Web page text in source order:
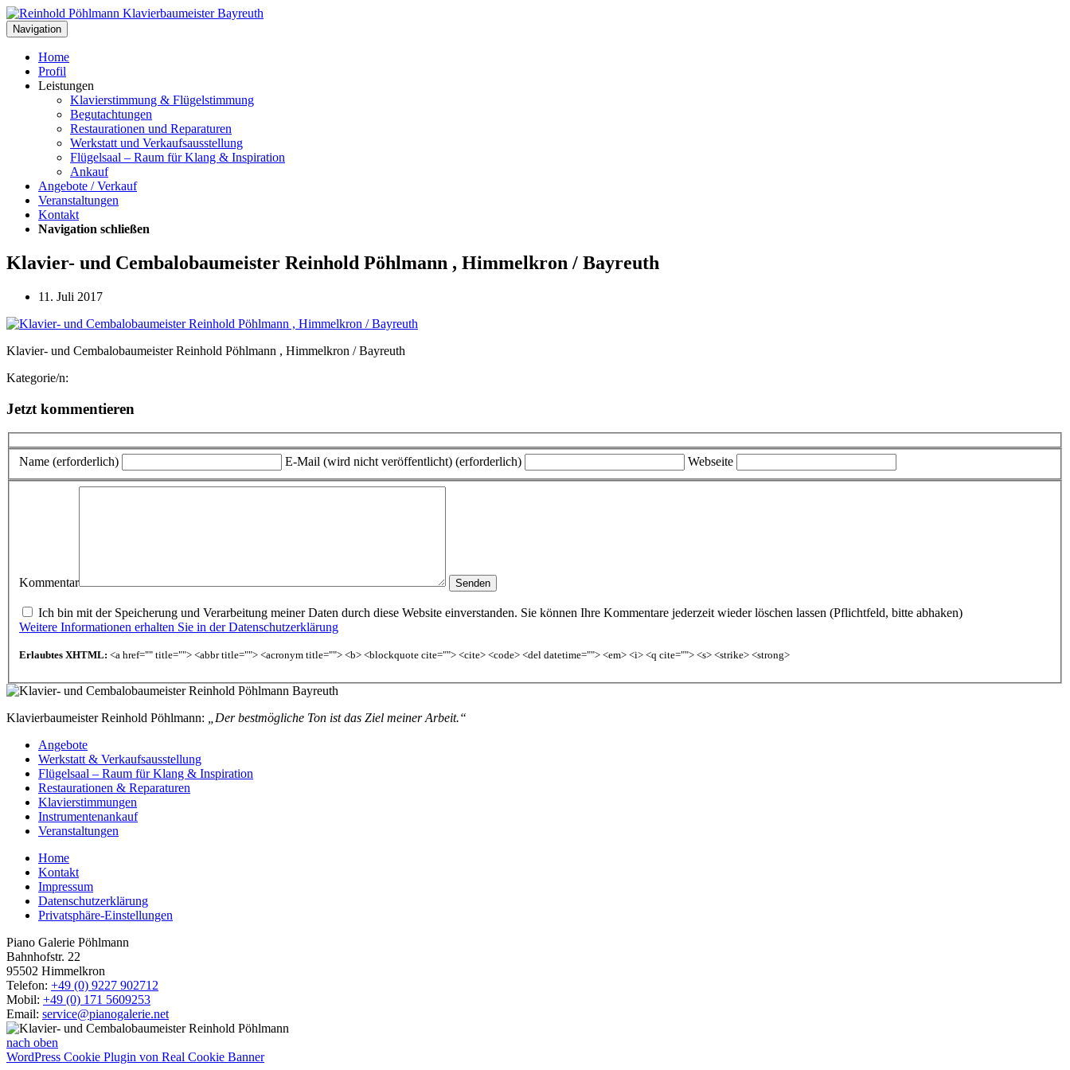
Navigation
Home
Profil
Leistungen
Klavierstimmung & Flügelstimmung
Begutachtungen
Restaurationen und Reparaturen
Werkstatt und Verkaufsausstellung
Flügelsaal – Raum für Klang & Inspiration
Ankauf
Angebote / Verkauf
Veranstaltungen
Kontakt
Navigation schließen
Klavier- und Cembalobaumeister Reinhold Pöhlmann , Himmelkron / Bayreuth
11. Juli 2017
Klavier- und Cembalobaumeister Reinhold Pöhlmann , Himmelkron / Bayreuth
Kategorie/n:
Jetzt kommentieren
Name (erforderlich) E-Mail (wird nicht veröffentlicht) (erforderlich) Webseite
Kommentar
Ich bin mit der Speicherung und Verarbeitung meiner Daten durch diese Website einverstanden. Sie können Ihre Kommentare jederzeit wieder löschen lassen (Pflichtfeld, bitte abhaken)
Weitere Informationen erhalten Sie in der Datenschutzerklärung
Erlaubtes XHTML: <a href="" title=""> <abbr title=""> <acronym title=""> <b> <blockquote cite=""> <cite> <code> <del datetime=""> <em> <i> <q cite=""> <s> <strike> <strong>
Klavierbaumeister Reinhold Pöhlmann:
„Der bestmögliche Ton ist das Ziel meiner Arbeit.“
Angebote
Werkstatt & Verkaufsausstellung
Flügelsaal – Raum für Klang & Inspiration
Restaurationen & Reparaturen
Klavierstimmungen
Instrumentenankauf
Veranstaltungen
Home
Kontakt
Impressum
Datenschutzerklärung
Privatsphäre-Einstellungen
Piano Galerie Pöhlmann
Bahnhofstr. 22
95502 Himmelkron
Telefon: +49 (0) 9227 902712
Mobil: +49 (0) 171 5609253
Email: service@pianogalerie.net
nach oben
WordPress Cookie Plugin von Real Cookie Banner